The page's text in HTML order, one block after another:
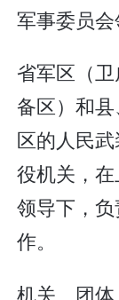
军事委员会
省军区（
备区）和
区的人民
役机关，
领导下，
作。
机关、团